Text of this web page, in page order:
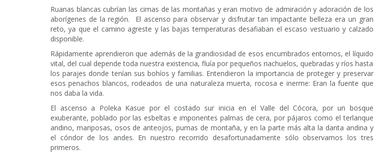
Ruanas blancas cubrían las cimas de las montañas y eran motivo de admiración y adoración de los
aborígenes de la región. El ascenso para observar y disfrutar tan impactante belleza era un gran
reto, ya que el camino agreste y las bajas temperaturas desafiaban el escaso vestuario y calzado
disponible.
Rápidamente aprendieron que además de la grandiosidad de esos encumbrados entornos, el líquido
vital, del cual depende toda nuestra existencia, fluía por pequeños riachuelos, quebradas y ríos hasta
los parajes donde tenían sus bohíos y familias. Entendieron la importancia de proteger y preservar
esos penachos blancos, rodeados de una naturaleza muerta, rocosa e inerme: Eran la fuente que
nos daba la vida.
El ascenso a Poleka Kasue por el costado sur inicia en el Valle del Cócora, por un bosque
exuberante, poblado por las esbeltas e imponentes palmas de cera, por pájaros como el terlanque
andino, mariposas, osos de anteojos, pumas de montaña, y en la parte más alta la danta andina y
el cóndor de los andes. En nuestro recorrido desafortunadamente sólo observamos los tres
primeros.